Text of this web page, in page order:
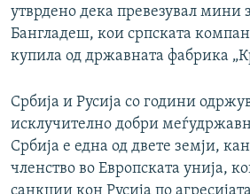
утврдено дека превезувал мини
Бангладеш, кои српската
купила од државната фабрика
Србија и Русија со години
исклучително добри
Србија е една од двете земји,
членство во Европската унија,